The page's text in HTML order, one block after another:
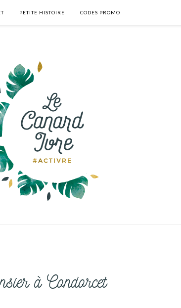
PETITE HISTOIRE CODES PROMO
à Condorcet